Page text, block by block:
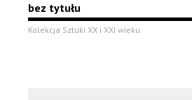
bez tytułu
Kolekcja Sztuki XX i XXI wieku